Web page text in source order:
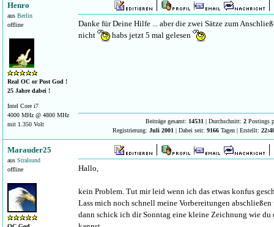
Henro
aus Berlin
offline
Real OC or Post God !
25 Jahre dabei !
Intel Core i7
4000 MHz @ 4800 MHz
mit 1.350 Volt
Danke für Deine Hilfe ... aber die zwei Sätze zum
nicht
habs jetzt 5 mal gelesen
Beiträge gesamt: 14531 | Durchschnitt: 2 Postings
Registrierung: Juli 2001 | Dabei seit: 9166 Tagen | Erstellt:
Marauder25
aus Stralsund
offline
Hallo,
kein Problem. Tut mir leid wenn ich das etwas konfus
Lass mich noch schnell meine Vorbereitungen
dann schick ich dir Sonntag eine kleine Zeichnung wie du